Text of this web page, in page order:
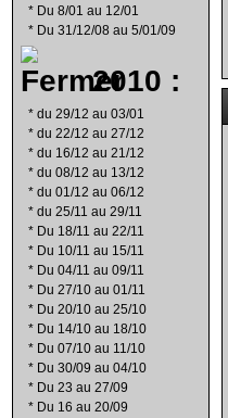
* Du 8/01 au 12/01
* Du 31/12/08 au 5/01/09
2010 :
* du 29/12 au 03/01
* du 22/12 au 27/12
* du 16/12 au 21/12
* du 08/12 au 13/12
* du 01/12 au 06/12
* du 25/11 au 29/11
* Du 18/11 au 22/11
* Du 10/11 au 15/11
* Du 04/11 au 09/11
* Du 27/10 au 01/11
* Du 20/10 au 25/10
* Du 14/10 au 18/10
* Du 07/10 au 11/10
* Du 30/09 au 04/10
* Du 23 au 27/09
* Du 16 au 20/09